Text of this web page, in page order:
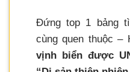
Đứng top 1 bảng
cùng quen thuộc
vịnh biển được